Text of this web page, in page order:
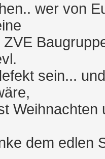
wer von
ZVE
sein...
Weihnachten
dem edlen